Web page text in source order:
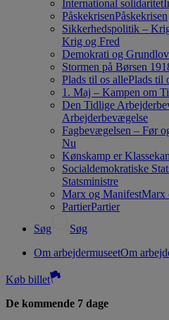
International solidaritet
PåskekrisenPåskekrisen
Sikkerhedspolitik –
Krig og Fred
Demokrati og Grundlov
Stormen på Børsen
Plads til os allePlads til
1. Maj – Kampen om
Den Tidlige
Arbejderbevægelse
Fagbevægelsen – Før
Nu
Kønskamp er
Socialdemokratiske
Statsministre
Marx og ManifestMarx
PartierPartier
Søg
Søg
Om arbejdermuseetOm
Køb billet
De kommende 7 dage